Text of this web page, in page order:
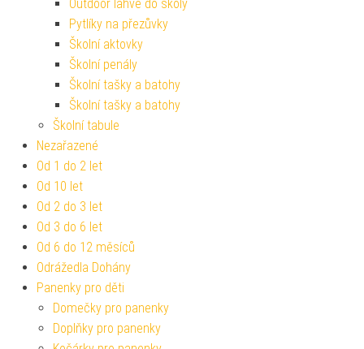
Outdoor láhve do školy
Pytlíky na přezůvky
Školní aktovky
Školní penály
Školní tašky a batohy
Školní tašky a batohy
Školní tabule
Nezařazené
Od 1 do 2 let
Od 10 let
Od 2 do 3 let
Od 3 do 6 let
Od 6 do 12 měsíců
Odrážedla Dohány
Panenky pro děti
Domečky pro panenky
Doplňky pro panenky